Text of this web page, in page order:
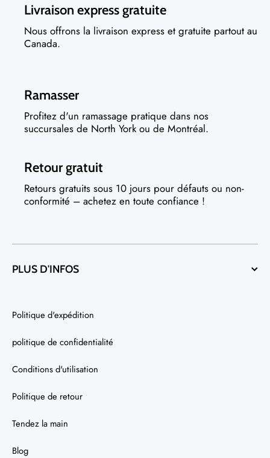
Livraison express gratuite
Nous offrons la livraison express et gratuite partout au
Canada.
Ramasser
Profitez d'un ramassage pratique dans nos
succursales de North York ou de Montréal.
Retour gratuit
Retours gratuits sous 10 jours pour défauts ou non-
conformité – achetez en toute confiance !
PLUS D'INFOS
Politique d'expédition
politique de confidentialité
Conditions d'utilisation
Politique de retour
Tendez la main
Blog